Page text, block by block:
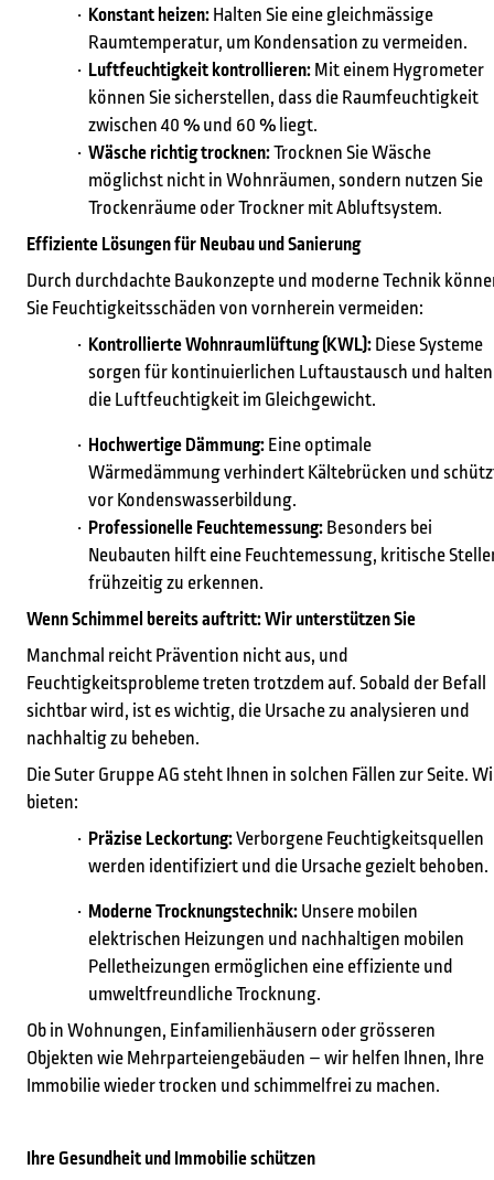
Was möchten Sie finden?
Konstant heizen:Halten Sie eine gleichmässige
Raumtemperatur, um Kondensation zu vermeiden.
Luftfeuchtigkeit kontrollieren:Mit einem Hygrometer
können Sie sicherstellen, dass die Raumfeuchtigkeit
zwischen 40 % und 60 % liegt.
Wäsche richtig trocknen:Trocknen Sie Wäsche
möglichst nicht in Wohnräumen, sondern nutzen Sie
Trockenräume oder Trockner mit Abluftsystem.
Effiziente Lösungen für Neubau und Sanierung
Durch durchdachte Baukonzepte und moderne Technik
Sie Feuchtigkeitsschäden von vornherein vermeiden:
Kontrollierte Wohnraumlüftung (KWL):Diese Systeme
sorgen für kontinuierlichen Luftaustausch und halten
die Luftfeuchtigkeit im Gleichgewicht.
Hochwertige Dämmung:Eine optimale
Wärmedämmung verhindert Kältebrücken und
vor Kondenswasserbildung.
Professionelle Feuchtemessung:Besonders bei
Neubauten hilft eine Feuchtemessung, kritische
frühzeitig zu erkennen.
Wenn Schimmel bereits auftritt: Wir unterstützen Sie
Manchmal reicht Prävention nicht aus, und
Feuchtigkeitsprobleme treten trotzdem auf. Sobald der Befall
sichtbar wird, ist es wichtig, die Ursache zu analysieren und
nachhaltig zu beheben.
Die Suter Gruppe AG steht Ihnen in solchen Fällen zur Seite.
bieten:
Präzise Leckortung:Verborgene Feuchtigkeitsquellen
werden identifiziert und die Ursache gezielt behoben.
Moderne Trocknungstechnik:Unsere mobilen
elektrischen Heizungen und nachhaltigen mobilen
Pelletheizungen ermöglichen eine effiziente und
umweltfreundliche Trocknung.
Ob in Wohnungen, Einfamilienhäusern oder grösseren
Objekten wie Mehrparteiengebäuden – wir helfen Ihnen, Ihre
Immobilie wieder trocken und schimmelfrei zu machen.
Ihre Gesundheit und Immobilie schützen